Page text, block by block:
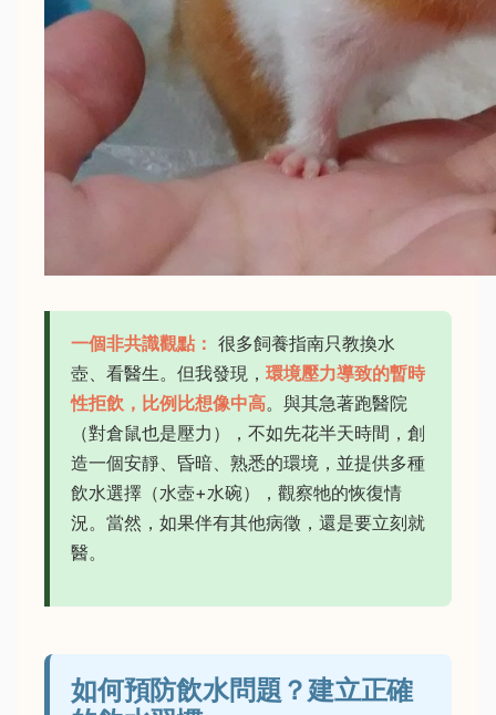
一個非共識觀點： 很多飼養指南只教換水
壺、看醫生。但我發現，環境壓力導致的暫時
性拒飲，比例比想像中高。與其急著跑醫院
（對倉鼠也是壓力），不如先花半天時間，創
造一個安靜、昏暗、熟悉的環境，並提供多種
飲水選擇（水壺+水碗），觀察牠的恢復情
況。當然，如果伴有其他病徵，還是要立刻就
醫。
如何預防飲水問題？建立正確